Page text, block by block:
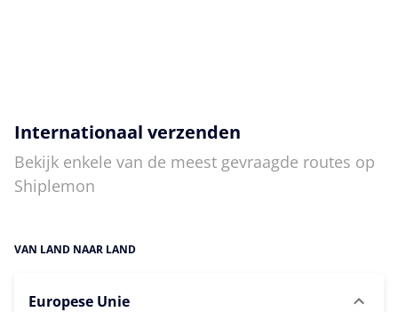
Internationaal verzenden
Bekijk enkele van de meest gevraagde routes op
Shiplemon
VAN LAND NAAR LAND
Europese Unie